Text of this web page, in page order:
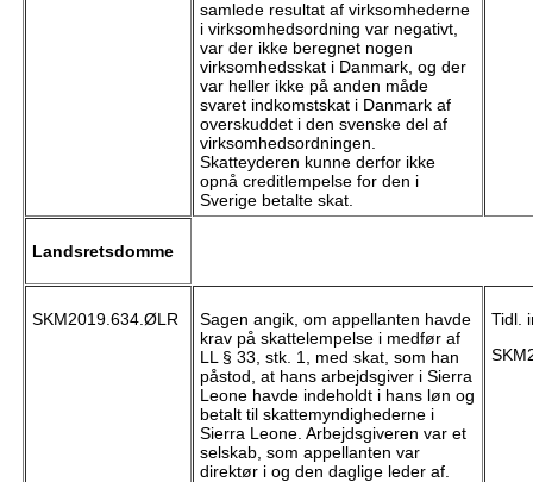
samlede resultat af virksomhederne
i virksomhedsordning var negativt,
var der ikke beregnet nogen
virksomhedsskat i Danmark, og der
var heller ikke på anden måde
svaret indkomstskat i Danmark af
overskuddet i den svenske del af
virksomhedsordningen.
Skatteyderen kunne derfor ikke
opnå creditlempelse for den i
Sverige betalte skat.
Landsretsdomme
SKM2019.634.ØLR
Sagen angik, om appellanten havde
krav på skattelempelse i medfør af
LL § 33, stk. 1, med skat, som han
påstod, at hans arbejdsgiver i Sierra
Leone havde indeholdt i hans løn og
betalt til skattemyndighederne i
Sierra Leone. Arbejdsgiveren var et
selskab, som appellanten var
direktør i og den daglige leder af.
Tidl.